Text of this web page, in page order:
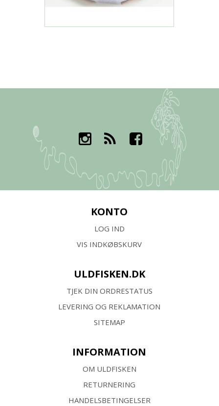
KONTO
LOG IND
VIS INDKØBSKURV
ULDFISKEN.DK
TJEK DIN ORDRESTATUS
LEVERING OG REKLAMATION
SITEMAP
INFORMATION
OM ULDFISKEN
RETURNERING
HANDELSBETINGELSER